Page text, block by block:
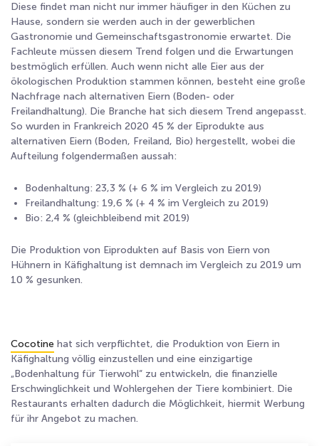
Diese findet man nicht nur immer häufiger in den Küchen zu
Hause, sondern sie werden auch in der gewerblichen
Gastronomie und Gemeinschaftsgastronomie erwartet. Die
Fachleute müssen diesem Trend folgen und die Erwartungen
bestmöglich erfüllen. Auch wenn nicht alle Eier aus der
ökologischen Produktion stammen können, besteht eine große
Nachfrage nach alternativen Eiern (Boden- oder
Freilandhaltung). Die Branche hat sich diesem Trend angepasst.
So wurden in Frankreich 2020 45 % der Eiprodukte aus
alternativen Eiern (Boden, Freiland, Bio) hergestellt, wobei die
Aufteilung folgendermaßen aussah:
Bodenhaltung: 23,3 % (+ 6 % im Vergleich zu 2019)
Freilandhaltung: 19,6 % (+ 4 % im Vergleich zu 2019)
Bio: 2,4 % (gleichbleibend mit 2019)
Die Produktion von Eiprodukten auf Basis von Eiern von
Hühnern in Käfighaltung ist demnach im Vergleich zu 2019 um
10 % gesunken.
Cocotine hat sich verpflichtet, die Produktion von Eiern in
Käfighaltung völlig einzustellen und eine einzigartige
„Bodenhaltung für Tierwohl“ zu entwickeln, die finanzielle
Erschwinglichkeit und Wohlergehen der Tiere kombiniert. Die
Restaurants erhalten dadurch die Möglichkeit, hiermit Werbung
für ihr Angebot zu machen.